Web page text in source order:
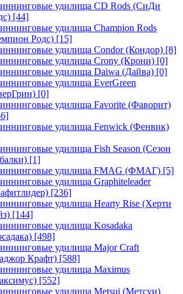
удилища CD Rods (СиДи
[44]
удилища Champion Rods
Родс) [15]
удилища Condor (Кондор) [8]
удилища Crony (Крони) [0]
удилища Daiwa (Дайва) [0]
удилища EverGreen
[0]
удилища Favorite (Фаворит)
удилища Fenwick (Фенвик)
удилища Fish Season (Сезон
[1]
удилища FMAG (ФМАГ) [5]
удилища Graphiteleader
[236]
удилища Hearty Rise (Херти
[144]
удилища Kosadaka
[498]
удилища Major Craft
Крафт) [588]
удилища Maximus
[552]
удилища Metsui (Метсуи)